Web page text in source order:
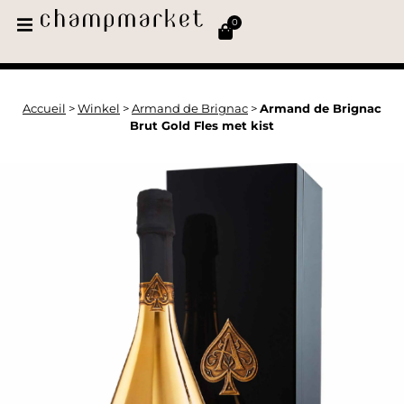
0
Accueil > Winkel > Armand de Brignac > Armand de Brignac
Brut Gold Fles met kist